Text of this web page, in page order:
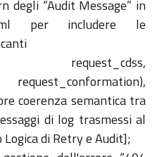
degli “Audit Message” in
per includere le
request_cdss,
request_conformation),
coerenza semantica tra
di log trasmessi al
diRetrye Audit];